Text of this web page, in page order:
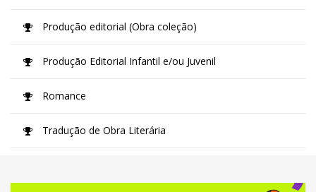
Produção editorial (Obra coleção)
Produção Editorial Infantil e/ou Juvenil
Romance
Tradução de Obra Literária